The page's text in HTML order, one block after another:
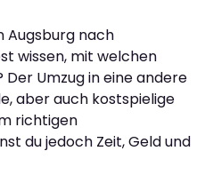
Augsburg nach
wissen, mit welchen
Umzug in eine andere
aber auch kostspielige
richtigen
du jedoch Zeit, Geld und